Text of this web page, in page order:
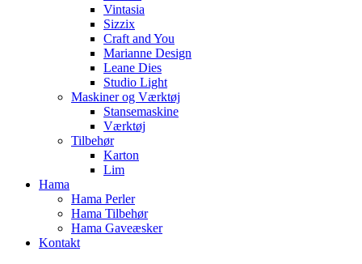
Vintasia
Sizzix
Craft and You
Marianne Design
Leane Dies
Studio Light
Maskiner og Værktøj
Stansemaskine
Værktøj
Tilbehør
Karton
Lim
Hama
Hama Perler
Hama Tilbehør
Hama Gaveæsker
Kontakt